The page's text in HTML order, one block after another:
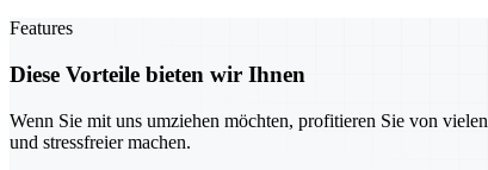
Features
Diese Vorteile bieten wir Ihnen
Wenn Sie mit uns umziehen möchten, profitieren Sie von
und stressfreier machen.